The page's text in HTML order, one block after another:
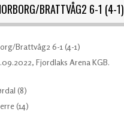
BRATTVÅG2 6-1 (4-1)
Brattvåg2 6-1 (4-1)
Fjordlaks Arena KGB.
(8)
(14)